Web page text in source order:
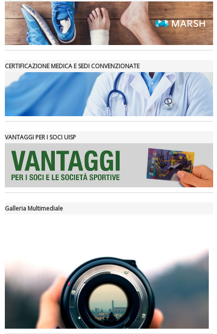
La formazione Uisp rallenta ma prosegue anche in estate
CERTIFICAZIONE MEDICA E SEDI CONVENZIONATE
VANTAGGI PER I SOCI UISP
Galleria Multimediale